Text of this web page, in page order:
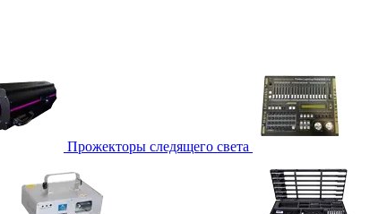
Прожекторы следящего света